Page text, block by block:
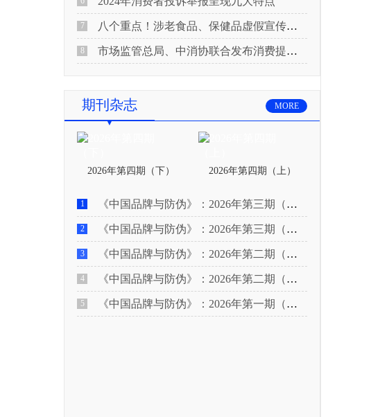
7 八个重点！涉老食品、保健品虚假宣传识别技巧
8 市场监管总局、中消协联合发布消费提示：关注检测报告：果蔬安全的“通行证”
期刊杂志 MORE
2026年第四期（下） 2026年第四期（上）
1 《中国品牌与防伪》：2026年第三期（下）
2 《中国品牌与防伪》：2026年第三期（上）
3 《中国品牌与防伪》：2026年第二期（下）
4 《中国品牌与防伪》：2026年第二期（上）
5 《中国品牌与防伪》：2026年第一期（下）